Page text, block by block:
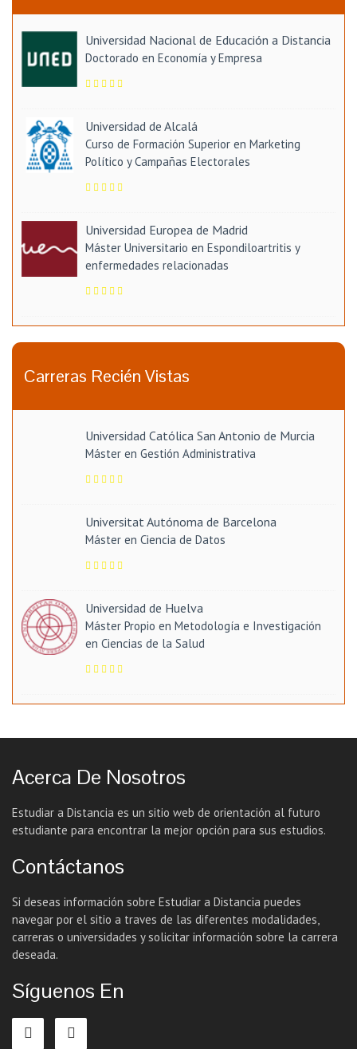
Universidad Nacional de Educación a Distancia
Doctorado en Economía y Empresa
Universidad de Alcalá
Curso de Formación Superior en Marketing
Político y Campañas Electorales
Universidad Europea de Madrid
Máster Universitario en Espondiloartritis y
enfermedades relacionadas
Carreras Recién Vistas
Universidad Católica San Antonio de Murcia
Máster en Gestión Administrativa
Universitat Autónoma de Barcelona
Máster en Ciencia de Datos
Universidad de Huelva
Máster Propio en Metodología e Investigación
en Ciencias de la Salud
Acerca De Nosotros
Estudiar a Distancia es un sitio web de orientación al futuro
estudiante para encontrar la mejor opción para sus estudios.
Contáctanos
Si deseas información sobre Estudiar a Distancia puedes
navegar por el sitio a traves de las diferentes modalidades,
carreras o universidades y solicitar información sobre la carrera
deseada.
Síguenos En